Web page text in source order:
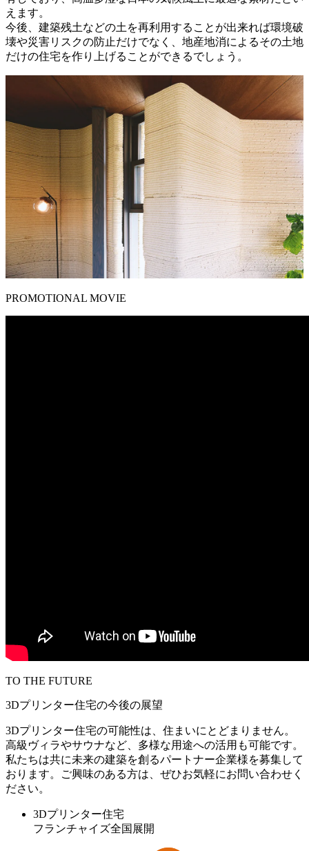
えます。
今後、建築残土などの土を再利用することが出来れば環境破
壊や災害リスクの防止だけでなく、地産地消によるその土地
だけの住宅を作り上げることができるでしょう。
PROMOTIONAL MOVIE
TO THE FUTURE
3Dプリンター住宅の今後の展望
3Dプリンター住宅の可能性は、住まいにとどまりません。
高級ヴィラやサウナなど、多様な用途への活用も可能です。
私たちは共に未来の建築を創るパートナー企業様を募集して
おります。ご興味のある方は、ぜひお気軽にお問い合わせく
ださい。
3Dプリンター住宅
フランチャイズ全国展開